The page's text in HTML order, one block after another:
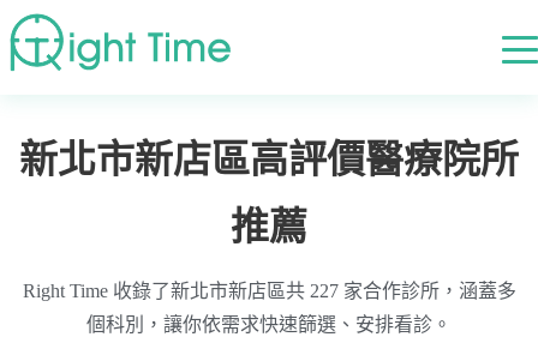
首頁» 高評價醫療院所推薦
新北市新店區高評價醫療院所
推薦
Right Time 收錄了新北市新店區共 227 家合作診所，涵蓋多
個科別，讓你依需求快速篩選、安排看診。